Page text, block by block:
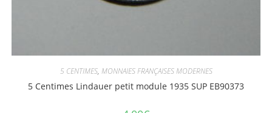
5 CENTIMES, MONNAIES FRANÇAISES MODERNES
5 Centimes Lindauer petit module 1935 SUP EB90373